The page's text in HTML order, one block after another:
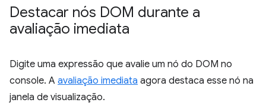
Destacar nós DOM durante a
avaliação imediata
Digite uma expressão que avalie um nó do DOM no
console. A avaliação imediata agora destaca esse nó na
janela de visualização.